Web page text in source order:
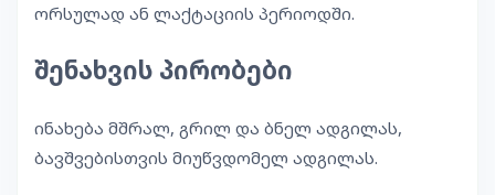
ორსულად ან ლაქტაციის პერიოდში.
შენახვის პირობები
ინახება მშრალ, გრილ და ბნელ ადგილას,
ბავშვებისთვის მიუწვდომელ ადგილას.